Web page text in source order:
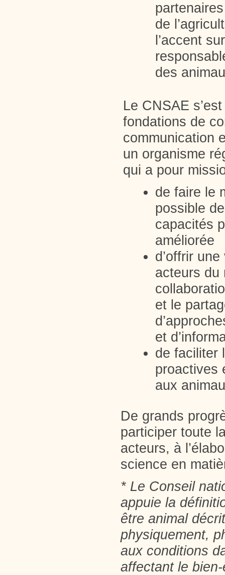
de
l’accent
des
Le CNSAE
fondations de
communication
un organisme
qui a pour
de faire le
possible
capacités
améliorée
d’offrir
acteurs du
et le
et
de faciliter
proactives
aux
De grands
participer toute
acteurs, à
science en
* Le Conseil
appuie la
être animal
physiquement,
aux conditions
affectant le